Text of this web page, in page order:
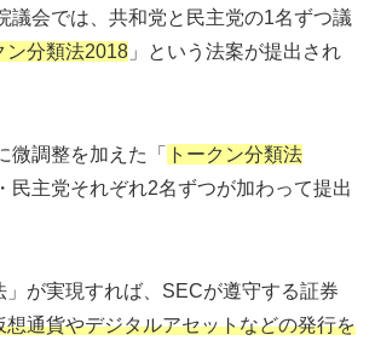
議会では、共和党と民主党の1名ずつ議
ン分類法2018 」という法案が提出され
微調整を加えた「
トークン分類法
民主党それぞれ2名ずつが加わって提出
」が実現すれば、SECが遵守する証券
想通貨やデジタルアセットなどの発行を